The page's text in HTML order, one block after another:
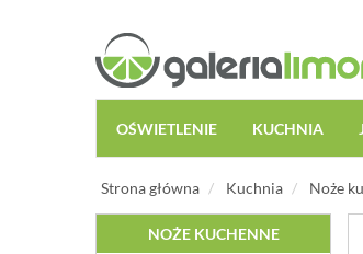
OŚWIETLENIE KUCHNIA
Strona główna Kuchnia Noże
NOŻE KUCHENNE